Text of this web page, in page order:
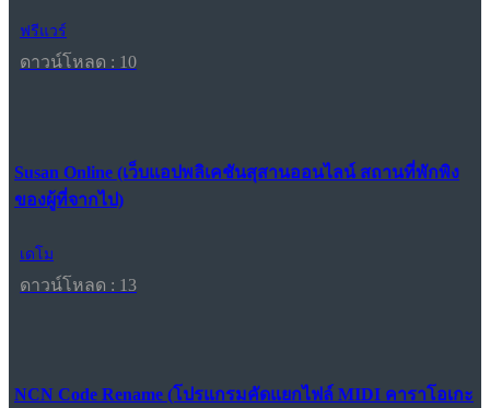
ฟรีแวร์
ดาวน์โหลด : 10
Susan Online (เว็บแอปพลิเคชันสุสานออนไลน์ สถานที่พักพิง
ของผู้ที่จากไป)
เดโม
ดาวน์โหลด : 13
NCN Code Rename (โปรแกรมคัดแยกไฟล์ MIDI คาราโอเกะ